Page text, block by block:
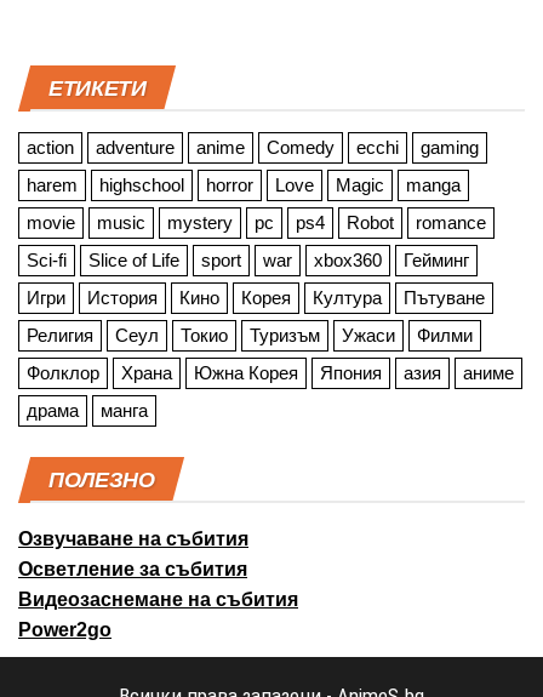
ЕТИКЕТИ
action adventure anime Comedy ecchi
gaming
harem
highschool horror Love Magic
manga
movie
music mystery pc ps4 Robot
romance
Sci-fi
Slice of Life sport war xbox360
Гейминг
Игри
История Кино Корея Култура
Пътуване
Религия
Сеул Токио Туризъм Ужаси
Филми
Фолклор
Храна Южна Корея Япония азия
аниме
драма
манга
ПОЛЕЗНО
Озвучаване на събития
Осветление за събития
Видеозаснемане на събития
Power2go